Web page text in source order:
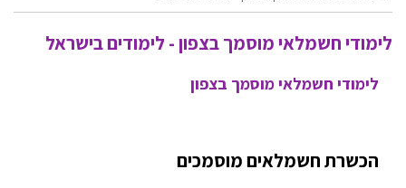
לימודי חשמלאי מוסמך בצפון - לימודים בישראל
לימודי חשמלאי מוסמך בצפון
הכשרת חשמלאים מוסמכים